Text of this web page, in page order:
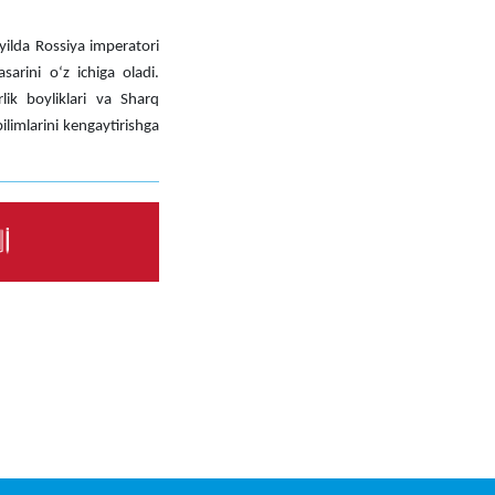
Rossiya imperatori
oʻz ichiga oladi.
boyliklari va Sharq
kengaytirishga